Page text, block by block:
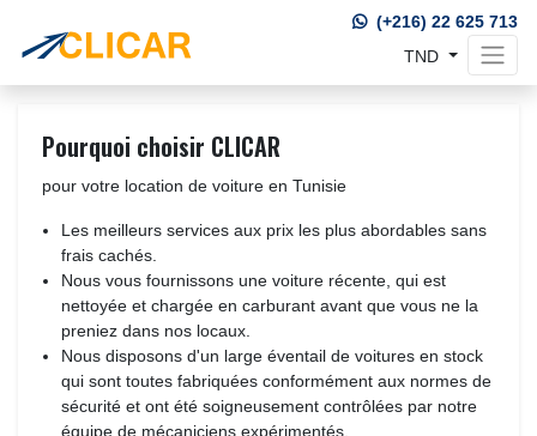
(+216) 22 625 713
TND
Pourquoi choisir CLICAR
pour votre location de voiture en Tunisie
Les meilleurs services aux prix les plus abordables sans
frais cachés.
Nous vous fournissons une voiture récente, qui est
nettoyée et chargée en carburant avant que vous ne la
preniez dans nos locaux.
Nous disposons d'un large éventail de voitures en stock
qui sont toutes fabriquées conformément aux normes de
sécurité et ont été soigneusement contrôlées par notre
équipe de mécaniciens expérimentés.